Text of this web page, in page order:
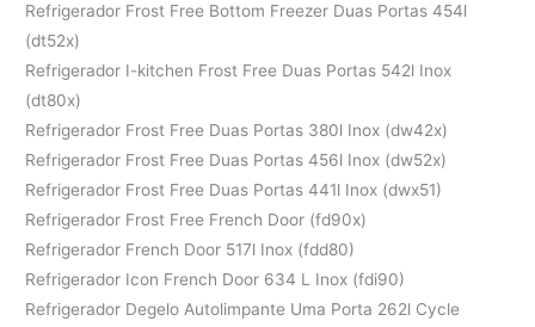
Refrigerador Frost Free Bottom Freezer Duas Portas 454l
(dt52x)
Refrigerador I-kitchen Frost Free Duas Portas 542l Inox
(dt80x)
Refrigerador Frost Free Duas Portas 380l Inox (dw42x)
Refrigerador Frost Free Duas Portas 456l Inox (dw52x)
Refrigerador Frost Free Duas Portas 441l Inox (dwx51)
Refrigerador Frost Free French Door (fd90x)
Refrigerador French Door 517l Inox (fdd80)
Refrigerador Icon French Door 634 L Inox (fdi90)
Refrigerador Degelo Autolimpante Uma Porta 262l Cycle